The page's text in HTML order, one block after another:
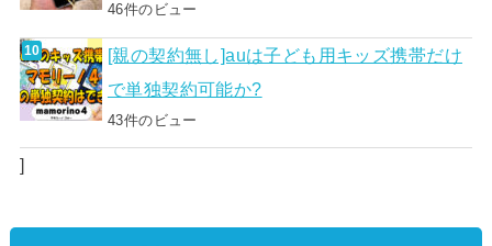
46件のビュー
[親の契約無し]auは子ども用キッズ携帯だけ
で単独契約可能か?
43件のビュー
]